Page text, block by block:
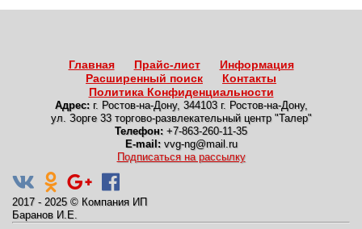
Главная Прайс-лист
Информация
Расширенный поиск
Контакты
Политика Конфиденциальности
Адрес: г. Ростов-на-Дону, 344103 г. Ростов-на-Дону,
ул. Зорге 33 торгово-развлекательный центр "Талер"
Телефон: +7-863-260-11-35
E-mail: vvg-ng@mail.ru
Подписаться на рассылку
2017 - 2025 © Компания ИП
Баранов И.Е.